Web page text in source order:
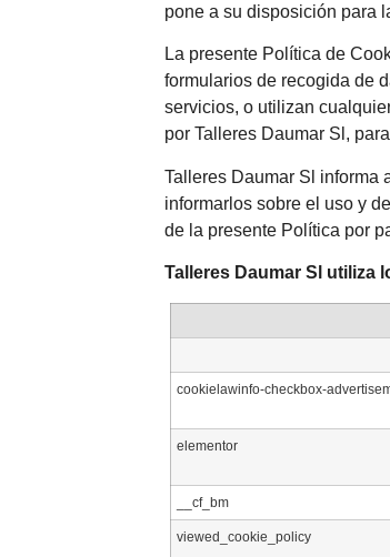
pone a su disposición para
La presente Política de
formularios de recogida de
servicios, o utilizan
por Talleres Daumar Sl,
Talleres Daumar Sl informa
informarlos sobre el uso y
de la presente Política por
Talleres Daumar Sl utiliza
cookielawinfo-checkbox-
elementor
__cf_bm
viewed_cookie_policy